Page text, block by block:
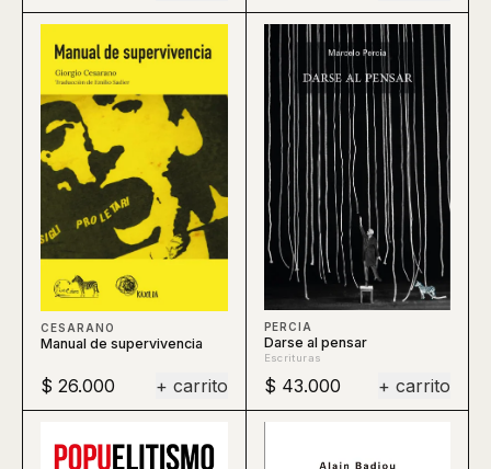
CESARANO
Manual de supervivencia
$ 26.000 + carrito
PERCIA
Darse al pensar
Escrituras
$ 43.000 + carrito